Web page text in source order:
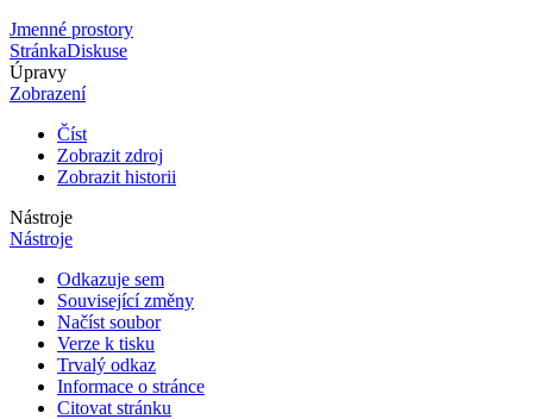
Jmenné prostory
StránkaDiskuse
Úpravy
Zobrazení
Číst
Zobrazit zdroj
Zobrazit historii
Nástroje
Nástroje
Odkazuje sem
Související změny
Načíst soubor
Verze k tisku
Trvalý odkaz
Informace o stránce
Citovat stránku